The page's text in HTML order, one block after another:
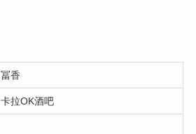
冨香
卡拉OK酒吧